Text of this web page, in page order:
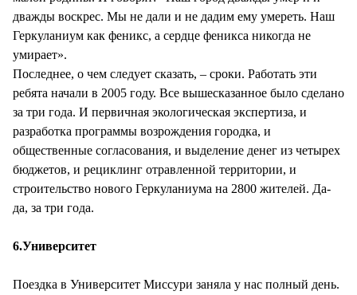
дважды воскрес. Мы не дали и не дадим ему умереть. Наш
Геркуланиум как феникс, а сердце феникса никогда не
умирает».
Последнее, о чем следует сказать, – сроки. Работать эти
ребята начали в 2005 году. Все вышесказанное было сделано
за три года. И первичная экологическая экспертиза, и
разработка программы возрождения городка, и
общественные согласования, и выделение денег из четырех
бюджетов, и рециклинг отравленной территории, и
строительство нового Геркуланиума на 2800 жителей. Да-
да, за три года.
6.Университет
Поездка в Университет Миссури заняла у нас полный день.